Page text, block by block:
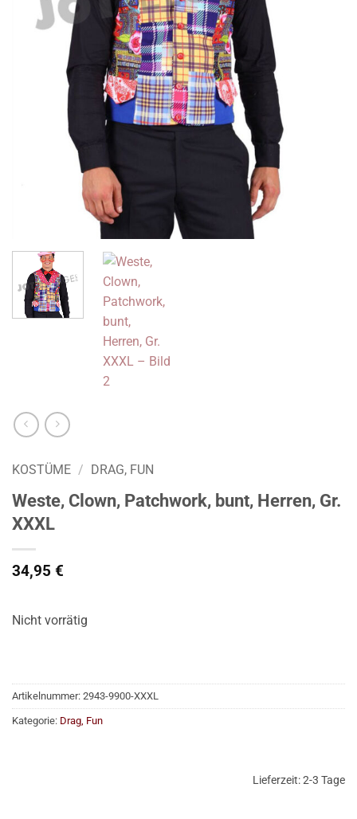
KOSTÜME / DRAG, FUN
Weste, Clown, Patchwork, bunt, Herren, Gr.
XXXL
34,95 €
Nicht vorrätig
Artikelnummer: 2943-9900-XXXL
Kategorie: Drag, Fun
Lieferzeit:2-3 Tage